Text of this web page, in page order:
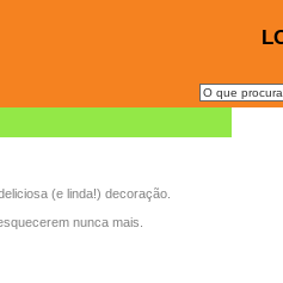
(e linda!) decoração.
nunca mais.